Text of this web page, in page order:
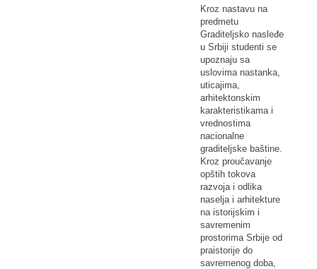
Kroz nastavu na
predmetu
Graditeljsko nasleđe
u Srbiji studenti se
upoznaju sa
uslovima nastanka,
uticajima,
arhitektonskim
karakteristikama i
vrednostima
nacionalne
graditeljske baštine.
Kroz proučavanje
opštih tokova
razvoja i odlika
naselja i arhitekture
na istorijskim i
savremenim
prostorima Srbije od
praistorije do
savremenog doba,